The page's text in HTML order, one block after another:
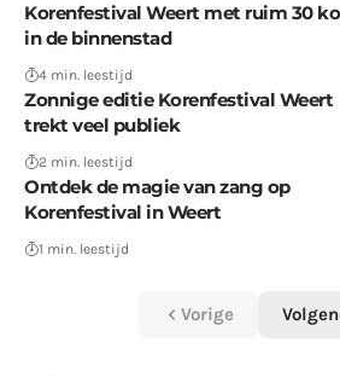
Korenfestival Weert met ruim 30
in de binnenstad
4 min. leestijd
Zonnige editie Korenfestival Weert
trekt veel publiek
2 min. leestijd
Ontdek de magie van zang op
Korenfestival in Weert
1 min. leestijd
Vorige